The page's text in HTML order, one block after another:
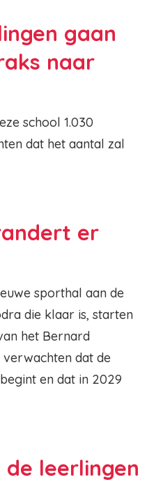
gaan
naar
school 1.030
dat het aantal zal
er
sporthal aan de
die klaar is, starten
het Bernard
verwachten dat de
en dat in 2029
leerlingen